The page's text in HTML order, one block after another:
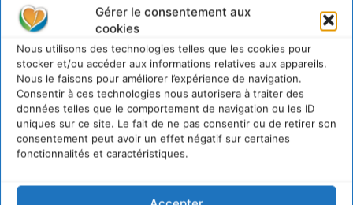
Gérer le consentement aux
cookies
Nous utilisons des technologies telles que les cookies pour
stocker et/ou accéder aux informations relatives aux appareils.
Nous le faisons pour améliorer l’expérience de navigation.
Consentir à ces technologies nous autorisera à traiter des
données telles que le comportement de navigation ou les ID
uniques sur ce site. Le fait de ne pas consentir ou de retirer son
consentement peut avoir un effet négatif sur certaines
fonctionnalités et caractéristiques.
Sur Cdurable
Comment le sol français a perdu sa mémoire
hydrique et déréglé tout le territoire (2020-2026)
2 août 2026
Développer notre attention aux espèces vivantes
non humaines avec les communs de Zoepolis
30 juillet 2026